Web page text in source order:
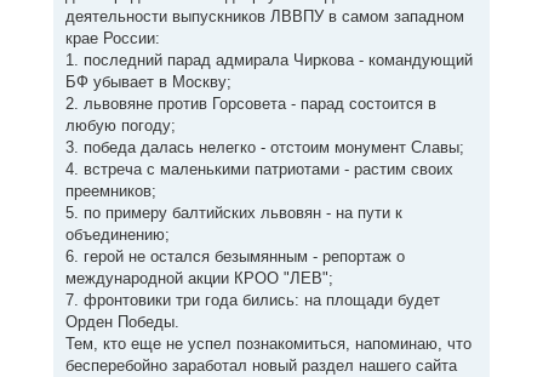
деятельности выпускников ЛВВПУ в самом западном
крае России:
1. последний парад адмирала Чиркова - командующий
БФ убывает в Москву;
2. львовяне против Горсовета - парад состоится в
любую погоду;
3. победа далась нелегко - отстоим монумент Славы;
4. встреча с маленькими патриотами - растим своих
преемников;
5. по примеру балтийских львовян - на пути к
объединению;
6. герой не остался безымянным - репортаж о
международной акции КРОО "ЛЕВ";
7. фронтовики три года бились: на площади будет
Орден Победы.
Тем, кто еще не успел познакомиться, напоминаю, что
бесперебойно заработал новый раздел нашего сайта